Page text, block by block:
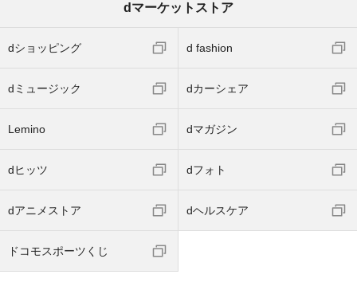
dマーケットストア
dショッピング d fashion
dミュージック dカーシェア
Lemino dマガジン
dヒッツ dフォト
dアニメストア dヘルスケア
ドコモスポーツくじ